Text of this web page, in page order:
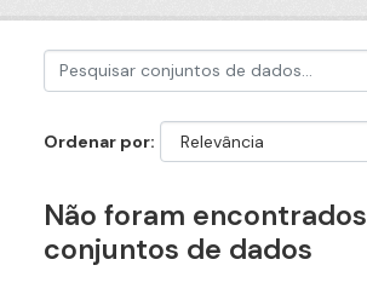
Ordenar por
Não foram encontrados
conjuntos de dados